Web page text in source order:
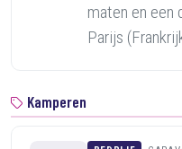
maten en een
Parijs
Kamperen